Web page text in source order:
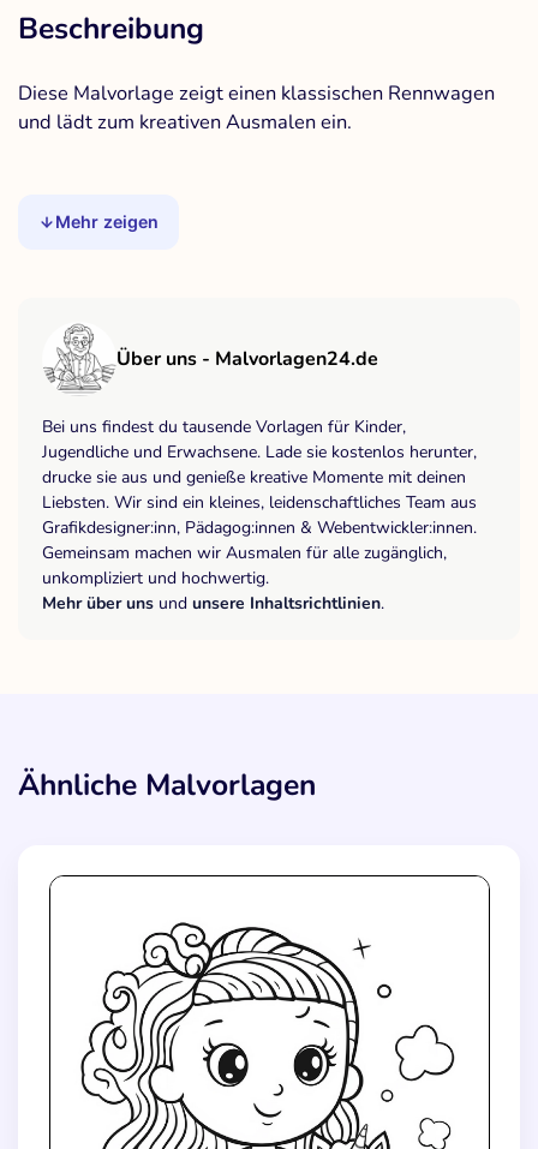
Beschreibung
Diese Malvorlage zeigt einen klassischen Rennwagen
und lädt zum kreativen Ausmalen ein.
Mehr zeigen
Über uns - Malvorlagen24.de
Bei uns findest du tausende Vorlagen für Kinder,
Jugendliche und Erwachsene. Lade sie kostenlos herunter,
drucke sie aus und genieße kreative Momente mit deinen
Liebsten. Wir sind ein kleines, leidenschaftliches Team aus
Grafikdesigner:inn, Pädagog:innen & Webentwickler:innen.
Gemeinsam machen wir Ausmalen für alle zugänglich,
unkompliziert und hochwertig.
Mehr über uns und unsere Inhaltsrichtlinien.
Ähnliche Malvorlagen